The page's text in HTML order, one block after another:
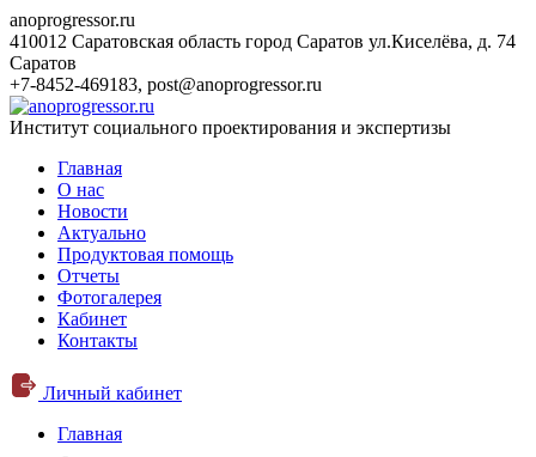
anoprogressor.ru
410012 Саратовская область город Саратов ул.Киселёва, д. 74
Саратов
+7-8452-469183, post@anoprogressor.ru
Институт социального проектирования и экспертизы
Главная
О нас
Новости
Актуально
Продуктовая помощь
Отчеты
Фотогалерея
Кабинет
Контакты
Личный кабинет
Главная